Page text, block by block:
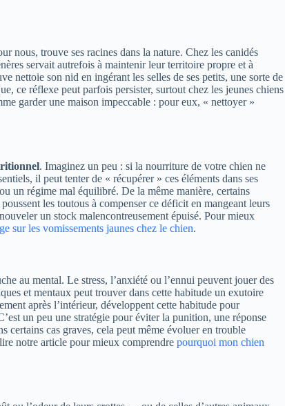
nous, trouve ses racines dans la nature. Chez les canidés
servait autrefois à maintenir leur territoire propre et à
nettoie son nid en ingérant les selles de ses petits, une sorte de
ce réflexe peut parfois persister, surtout chez les jeunes chiens
garder une maison impeccable : pour eux, « nettoyer »
. Imaginez un peu : si la nourriture de votre chien ne
il peut tenter de « récupérer » ces éléments dans ses
un régime mal équilibré. De la même manière, certains
les toutous à compenser ce déficit en mangeant leurs
un stock malencontreusement épuisé. Pour mieux
sur les vomissements jaunes chez le chien.
au mental. Le stress, l’anxiété ou l’ennui peuvent jouer des
et mentaux peut trouver dans cette habitude un exutoire
après l’intérieur, développent cette habitude pour
un peu une stratégie pour éviter la punition, une réponse
certains cas graves, cela peut même évoluer en trouble
notre article pour mieux comprendre pourquoi mon chien